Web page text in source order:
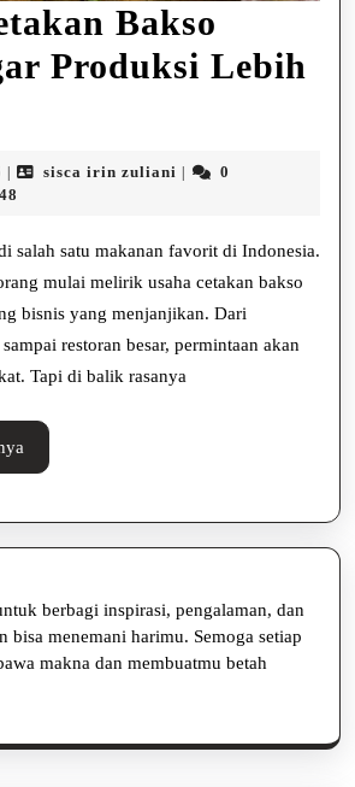
Bakso
Produksi Lebih
1
Agustus
| sisca irin zuliani sisca
|
0
salah satu makanan favorit di Indonesia.
mulai melirik usaha cetakan bakso
bisnis yang menjanjikan. Dari
restoran besar, permintaan akan
Tapi di balik rasanya
Selengkapnya
berbagi inspirasi, pengalaman, dan
bisa menemani harimu. Semoga setiap
makna dan membuatmu betah